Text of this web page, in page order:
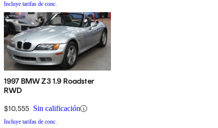
Incluye tarifas de conc.
1997 BMW Z3 1.9 Roadster
RWD
$10,555 Sin calificación
Incluye tarifas de conc.